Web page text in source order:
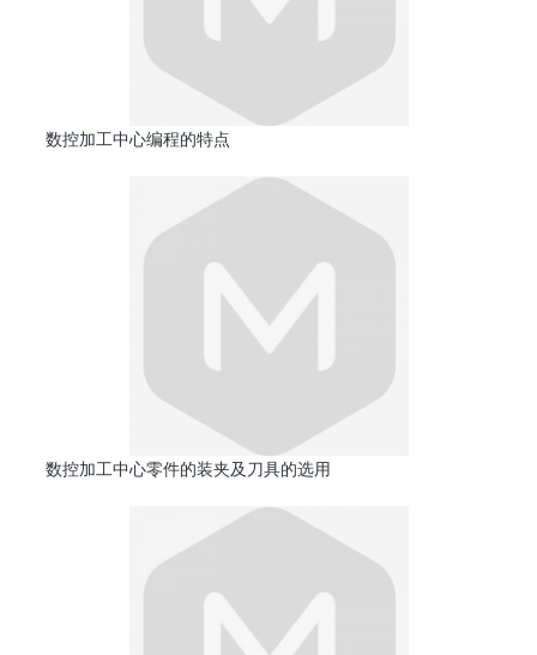
数控加工中心编程的特点
数控加工中心零件的装夹及刀具的选用